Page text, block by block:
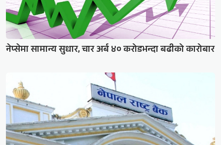
नेप्सेमा सामान्य सुधार, चार अर्ब ४० करोडभन्दा बढीको कारोबार